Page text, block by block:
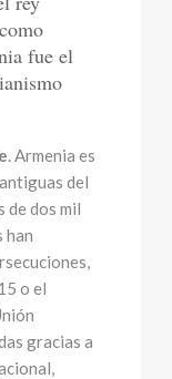
fue el
. Armenia es
del
de dos mil
han
o el
gracias a